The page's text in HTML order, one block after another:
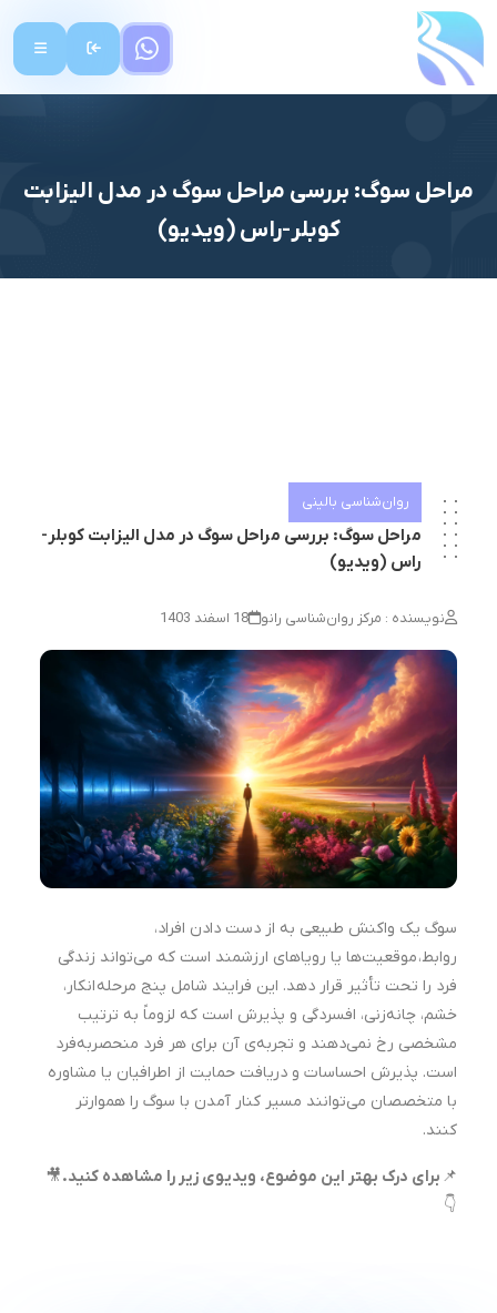
مراحل سوگ: بررسی مراحل سوگ در مدل الیزابت
کوبلر-راس (ویدیو)
روان‌شناسی بالینی
مراحل سوگ: بررسی مراحل سوگ در مدل الیزابت کوبلر-
راس (ویدیو)
نویسنده : مرکز روان‌شناسی رانو 18 اسفند 1403
سوگ یک واکنش طبیعی به از دست دادن افراد،
روابط، موقعیت‌ها یا رویاهای ارزشمند است که می‌تواند زندگی
فرد را تحت تأثیر قرار دهد. این فرایند شامل پنج مرحله انکار،
خشم، چانه‌زنی، افسردگی و پذیرش است که لزوماً به ترتیب
مشخصی رخ نمی‌دهند و تجربه‌ی آن برای هر فرد منحصربه‌فرد
است. پذیرش احساسات و دریافت حمایت از اطرافیان یا مشاوره
با متخصصان می‌توانند مسیر کنار آمدن با سوگ را هموارتر
کنند.
📌 برای درک بهتر این موضوع، ویدیوی زیر را مشاهده کنید.🎥
👇